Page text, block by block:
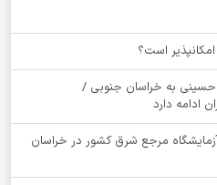
است؟
اربعین حسینی به خراسان جنوبی /
ادامه دارد
آزمایشگاه مرجع شرق کشور در خراسان